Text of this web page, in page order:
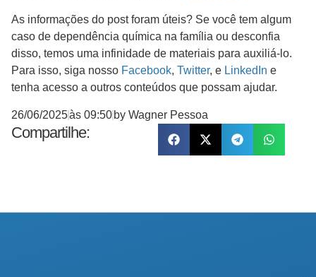
As informações do post foram úteis? Se você tem algum
caso de dependência química na família ou desconfia
disso, temos uma infinidade de materiais para auxiliá-lo.
Para isso, siga nosso Facebook, Twitter, e LinkedIn e
tenha acesso a outros conteúdos que possam ajudar.
26/06/2025às 09:50 by Wagner Pessoa
Compartilhe: